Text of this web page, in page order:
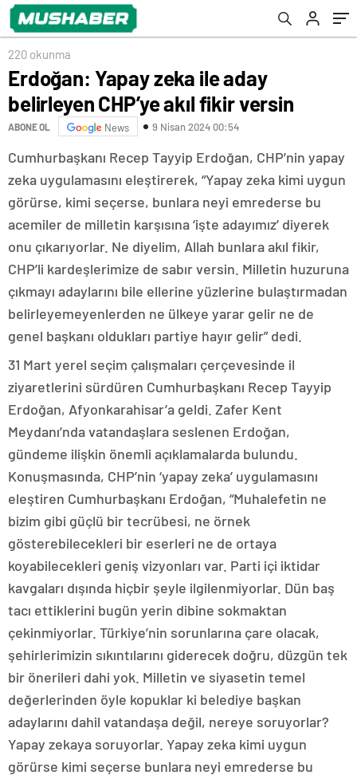
220 okunma
Erdoğan: Yapay zeka ile aday
belirleyen CHP’ye akıl fikir versin
ABONE OL News 9 Nisan 2024 00:54
Cumhurbaşkanı Recep Tayyip Erdoğan, CHP’nin yapay
zeka uygulamasını eleştirerek, “Yapay zeka kimi uygun
görürse, kimi seçerse, bunlara neyi emrederse bu
acemiler de milletin karşısına ‘işte adayımız’ diyerek
onu çıkarıyorlar. Ne diyelim, Allah bunlara akıl fikir,
CHP’li kardeşlerimize de sabır versin. Milletin huzuruna
çıkmayı adaylarını bile ellerine yüzlerine bulaştırmadan
belirleyemeyenlerden ne ülkeye yarar gelir ne de
genel başkanı oldukları partiye hayır gelir” dedi.
31 Mart yerel seçim çalışmaları çerçevesinde il
ziyaretlerini sürdüren Cumhurbaşkanı Recep Tayyip
Erdoğan, Afyonkarahisar’a geldi. Zafer Kent
Meydanı’nda vatandaşlara seslenen Erdoğan,
gündeme ilişkin önemli açıklamalarda bulundu.
Konuşmasında, CHP’nin ‘yapay zeka’ uygulamasını
eleştiren Cumhurbaşkanı Erdoğan, “Muhalefetin ne
bizim gibi güçlü bir tecrübesi, ne örnek
gösterebilecekleri bir eserleri ne de ortaya
koyabilecekleri geniş vizyonları var. Parti içi iktidar
kavgaları dışında hiçbir şeyle ilgilenmiyorlar. Dün baş
tacı ettiklerini bugün yerin dibine sokmaktan
çekinmiyorlar. Türkiye’nin sorunlarına çare olacak,
şehirlerimizin sıkıntılarını giderecek doğru, düzgün tek
bir önerileri dahi yok. Milletin ve siyasetin temel
değerlerinden öyle kopuklar ki belediye başkan
adaylarını dahil vatandaşa değil, nereye soruyorlar?
Yapay zekaya soruyorlar. Yapay zeka kimi uygun
görürse kimi seçerse bunlara neyi emrederse bu